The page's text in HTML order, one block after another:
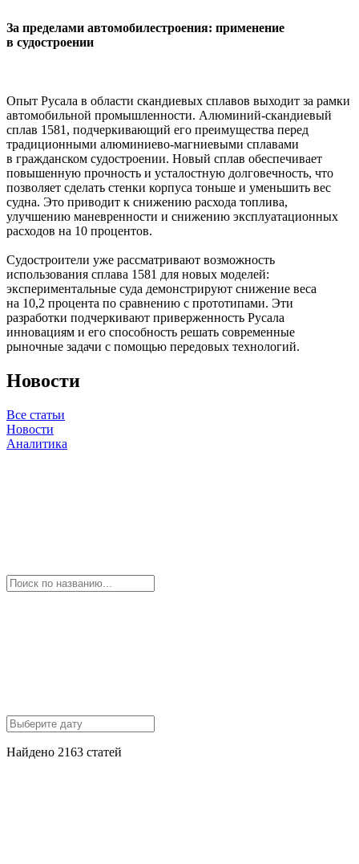
За пределами автомобилестроения: применение
в судостроении
Опыт Русала в области скандиевых сплавов выходит за рамки
автомобильной промышленности. Алюминий-скандиевый
сплав 1581, подчеркивающий его преимущества перед
традиционными алюминиево-магниевыми сплавами
в гражданском судостроении. Новый сплав обеспечивает
повышенную прочность и усталостную долговечность, что
позволяет сделать стенки корпуса тоньше и уменьшить вес
судна. Это приводит к снижению расхода топлива,
улучшению маневренности и снижению эксплуатационных
расходов на 10 процентов.
Судостроители уже рассматривают возможность
использования сплава 1581 для новых моделей:
экспериментальные суда демонстрируют снижение веса
на 10,2 процента по сравнению с прототипами. Эти
разработки подчеркивают приверженность Русала
инновациям и его способность решать современные
рыночные задачи с помощью передовых технологий.
Новости
Все статьи
Новости
Аналитика
Найдено 2163 статей